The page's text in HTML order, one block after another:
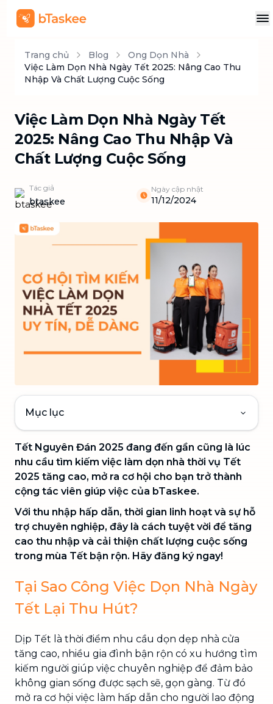
Trang chủ Blog
Ong Dọn Nhà
Việc Làm Dọn Nhà Ngày Tết 2025: Nâng Cao Thu
Nhập Và Chất Lượng Cuộc Sống
Việc Làm Dọn Nhà Ngày Tết
2025: Nâng Cao Thu Nhập Và
Chất Lượng Cuộc Sống
Tác giả
btaskee
Ngày cập nhật
11/12/2024
Mục lục
Tết Nguyên Đán 2025 đang đến gần cũng là lúc
nhu cầu tìm kiếm việc làm dọn nhà thời vụ Tết
2025 tăng cao, mở ra cơ hội cho bạn trở thành
cộng tác viên giúp việc của bTaskee.
Với thu nhập hấp dẫn, thời gian linh hoạt và sự hỗ
trợ chuyên nghiệp, đây là cách tuyệt vời để tăng
cao thu nhập và cải thiện chất lượng cuộc sống
trong mùa Tết bận rộn. Hãy đăng ký ngay!
Tại Sao Công Việc Dọn Nhà Ngày
Tết Lại Thu Hút?
Dịp Tết là thời điểm nhu cầu dọn dẹp nhà cửa
tăng cao, nhiều gia đình bận rộn có xu hướng tìm
kiếm người giúp việc chuyên nghiệp để đảm bảo
không gian sống được sạch sẽ, gọn gàng. Từ đó
mở ra cơ hội việc làm hấp dẫn cho người lao động